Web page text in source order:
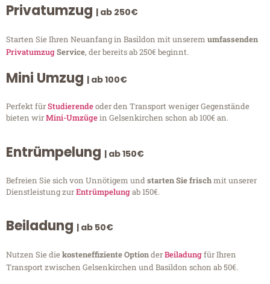
Privatumzug | ab 250€
Starten Sie Ihren Neuanfang in Basildon mit unserem umfassenden
PrivatumzugService, der bereits ab 250€ beginnt.
Mini Umzug | ab 100€
Perfekt fürStudierendeoder den Transport weniger Gegenstände
bieten wirMini-Umzügein Gelsenkirchen schon ab 100€ an.
Entrümpelung | ab 150€
Befreien Sie sich von Unnötigem undstarten Sie frischmit unserer
Dienstleistung zurEntrümpelungab 150€.
Beiladung | ab 50€
Nutzen Sie diekosteneffiziente OptionderBeiladungfür Ihren
Transport zwischen Gelsenkirchen und Basildon schon ab 50€.